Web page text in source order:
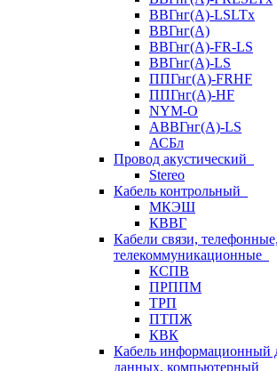
ВВГнг(A)-LSLTx
ВВГнг(А)
ВВГнг(А)-FR-LS
ВВГнг(А)-LS
ППГнг(А)-FRHF
ППГнг(А)-HF
NYM-O
АВВГнг(А)-LS
АСБл
Провод акустический
Stereo
Кабель контрольный
МКЭШ
КВВГ
Кабели связи, телефонные,
телекоммуникационные
КСПВ
ПРППМ
ТРП
ПТПЖ
КВК
Кабель информационный
данных, компьютерный